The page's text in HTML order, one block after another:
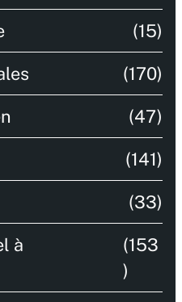
(15)
(170)
(47)
(141)
(33)
à
(153
)